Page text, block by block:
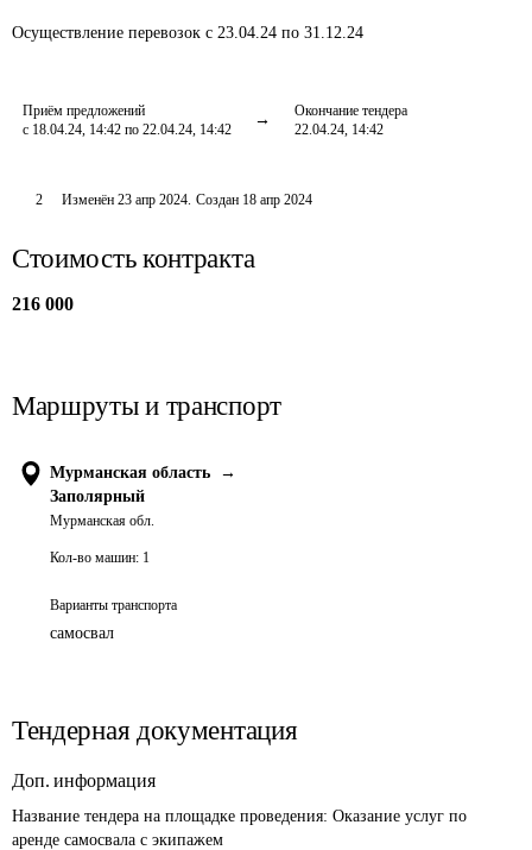
Осуществление перевозок с 23.04.24 по 31.12.24
Приём предложений
с 18.04.24, 14:42 по 22.04.24, 14:42
Окончание тендера
22.04.24, 14:42
2 Изменён 23 апр 2024. Создан 18 апр 2024
Стоимость контракта
216 000
Маршруты и транспорт
Мурманская область
→
Заполярный
Мурманская обл.
Кол-во машин: 1
Варианты транспорта
самосвал
Тендерная документация
Доп. информация
Название тендера на площадке проведения: Оказание услуг по
аренде самосвала с экипажем